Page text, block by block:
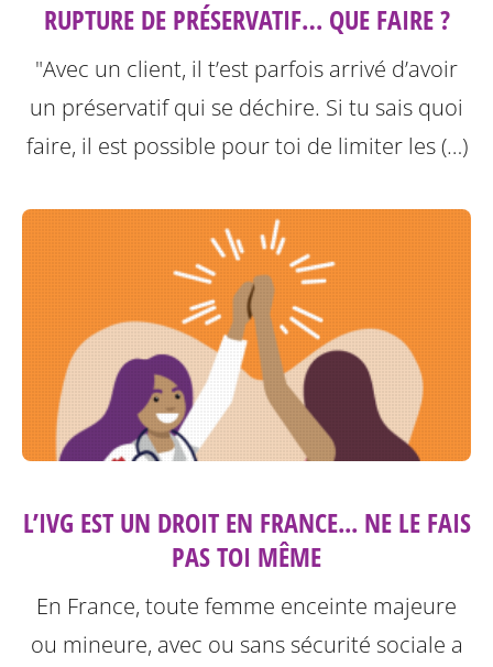
RUPTURE DE PRÉSERVATIF… QUE FAIRE ?
"Avec un client, il t’est parfois arrivé d’avoir
un préservatif qui se déchire. Si tu sais quoi
faire, il est possible pour toi de limiter les (…)
L’IVG EST UN DROIT EN FRANCE... NE LE FAIS
PAS TOI MÊME
En France, toute femme enceinte majeure
ou mineure, avec ou sans sécurité sociale a